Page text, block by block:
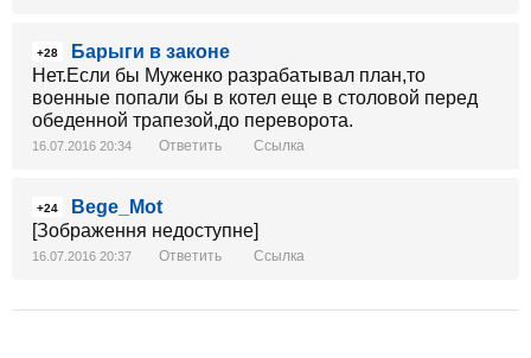
+28
Барыги в законе
Нет.Если бы Муженко разрабатывал план,то
военные попали бы в котел еще в столовой перед
обеденной трапезой,до переворота.
16.07.2016 20:34 Ответить Ссылка
+24
Bege_Mot
[Зображення недоступне]
16.07.2016 20:37 Ответить Ссылка